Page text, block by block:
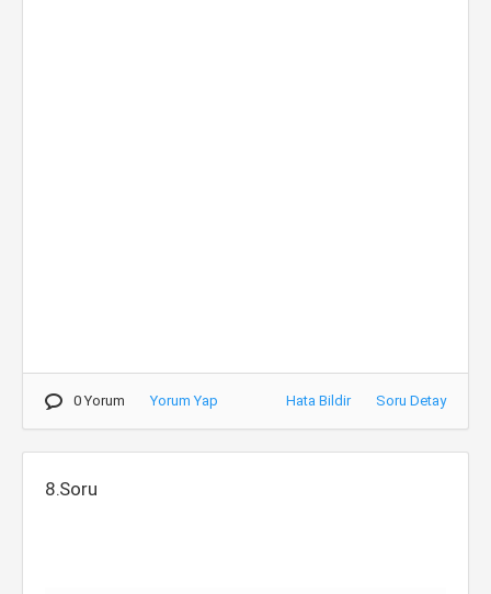
0 Yorum Yorum Yap Hata Bildir Soru Detay
8.Soru